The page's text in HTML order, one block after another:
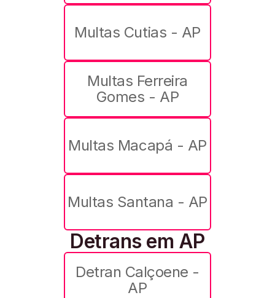
Multas Cutias - AP
Multas Ferreira
Gomes - AP
Multas Macapá - AP
Multas Santana - AP
Detrans em AP
Detran Calçoene -
AP